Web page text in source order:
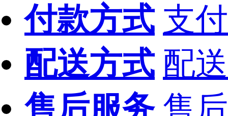
付款方式 支
配送方式 配
售后服务 售